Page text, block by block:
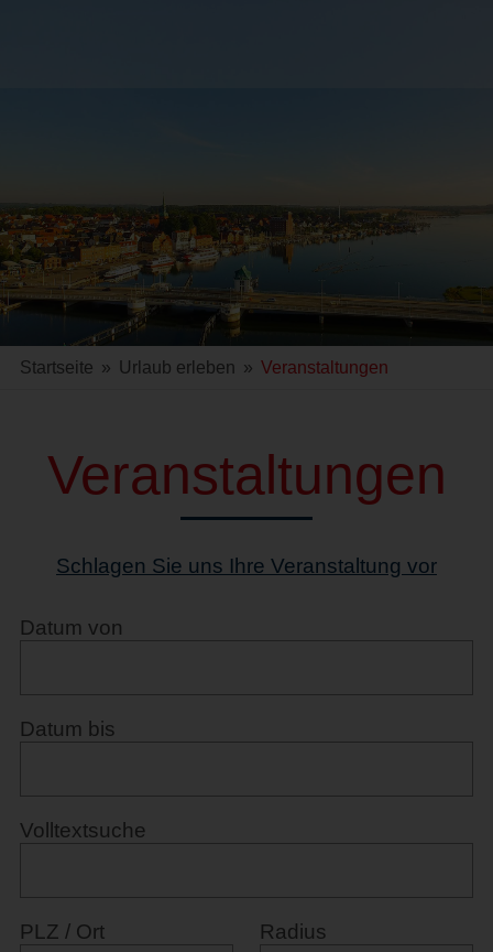
Startseite » Urlaub erleben » Veranstaltungen
Veranstaltungen
Schlagen Sie uns Ihre Veranstaltung vor
Datum von
Datum bis
Volltextsuche
PLZ / Ort Radius